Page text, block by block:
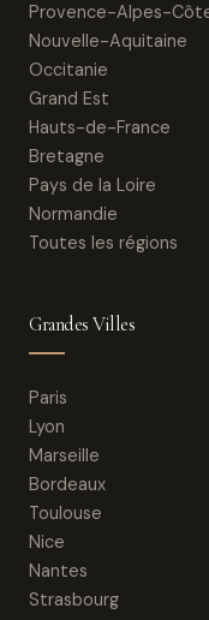
Provence-Alpes-
Nouvelle-Aquitaine
Occitanie
Grand Est
Hauts-de-France
Bretagne
Pays de la Loire
Normandie
Toutes les régions
Grandes Villes
Paris
Lyon
Marseille
Bordeaux
Toulouse
Nice
Nantes
Strasbourg